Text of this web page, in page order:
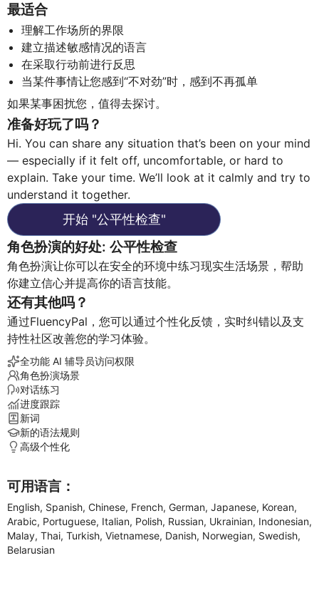
最适合
理解工作场所的界限
建立描述敏感情况的语言
在采取行动前进行反思
当某件事情让您感到“不对劲”时，感到不再孤单
如果某事困扰您，值得去探讨。
准备好玩了吗？
Hi. You can share any situation that’s been on your mind
— especially if it felt off, uncomfortable, or hard to
explain. Take your time. We’ll look at it calmly and try to
understand it together.
开始"公平性检查"
角色扮演的好处: 公平性检查
角色扮演让你可以在安全的环境中练习现实生活场景，帮助
你建立信心并提高你的语言技能。
还有其他吗？
通过FluencyPal，您可以通过个性化反馈，实时纠错以及支
持性社区改善您的学习体验。
全功能 AI 辅导员访问权限
角色扮演场景
对话练习
进度跟踪
新词
新的语法规则
高级个性化
可用语言：
English, Spanish, Chinese, French, German, Japanese, Korean,
Arabic, Portuguese, Italian, Polish, Russian, Ukrainian, Indonesian,
Malay, Thai, Turkish, Vietnamese, Danish, Norwegian, Swedish,
Belarusian